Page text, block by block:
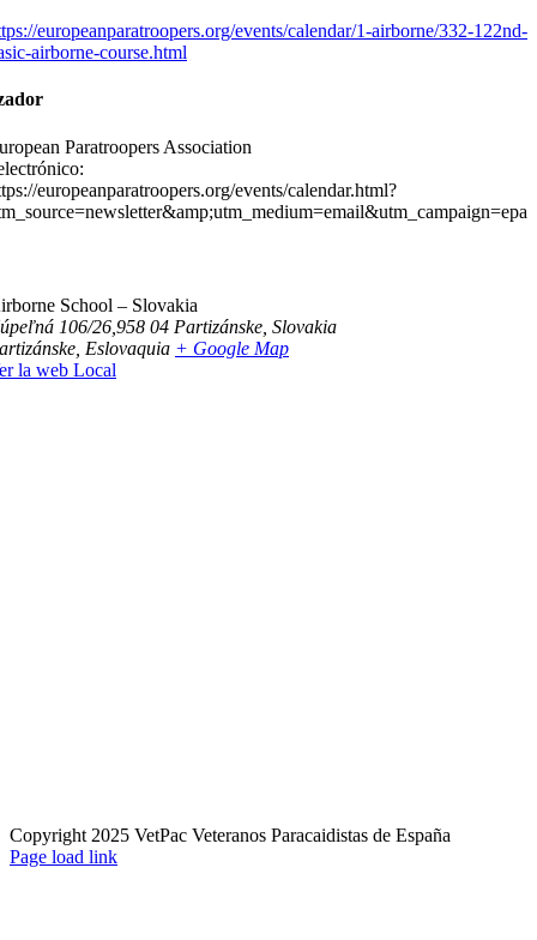
europeanparatroopers.org/events/calendar/1-airborne/332-122nd-
airborne-course.html
Paratroopers Association
europeanparatroopers.org/events/calendar.html?
School – Slovakia
106/26,958 04 Partizánske, Slovakia
Eslovaquia + Google Map
la web Local
Copyright 2025 VetPac Veteranos Paracaidistas de España
YouTube
Rss
Instagram
Facebook
Twitter
Page load link